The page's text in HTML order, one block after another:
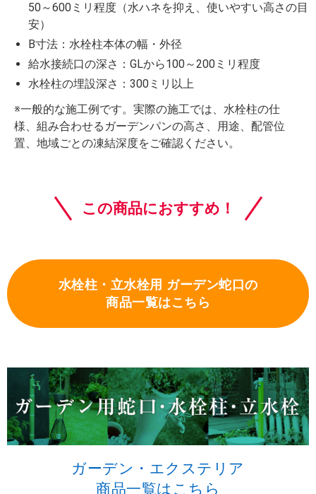
50～600ミリ程度（水ハネを抑え、使いやすい高さの目
安）
B寸法：水栓柱本体の幅・外径
給水接続口の深さ：GLから100～200ミリ程度
水栓柱の埋設深さ：300ミリ以上
※一般的な施工例です。実際の施工では、水栓柱の仕
様、組み合わせるガーデンパンの高さ、用途、配管位
置、地域ごとの凍結深度をご確認ください。
この商品におすすめ！
水栓柱・立水栓用 ガーデン蛇口の
商品一覧はこちら
ガーデン・エクステリア
商品一覧はこちら